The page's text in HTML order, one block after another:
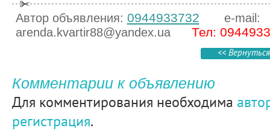
Автор объявления: 0944933732
e-mail:
arenda.kvartir88@yandex.ua
Тел:
<<
Комментарии к объявлению
Для комментирования необходима
регистрация.